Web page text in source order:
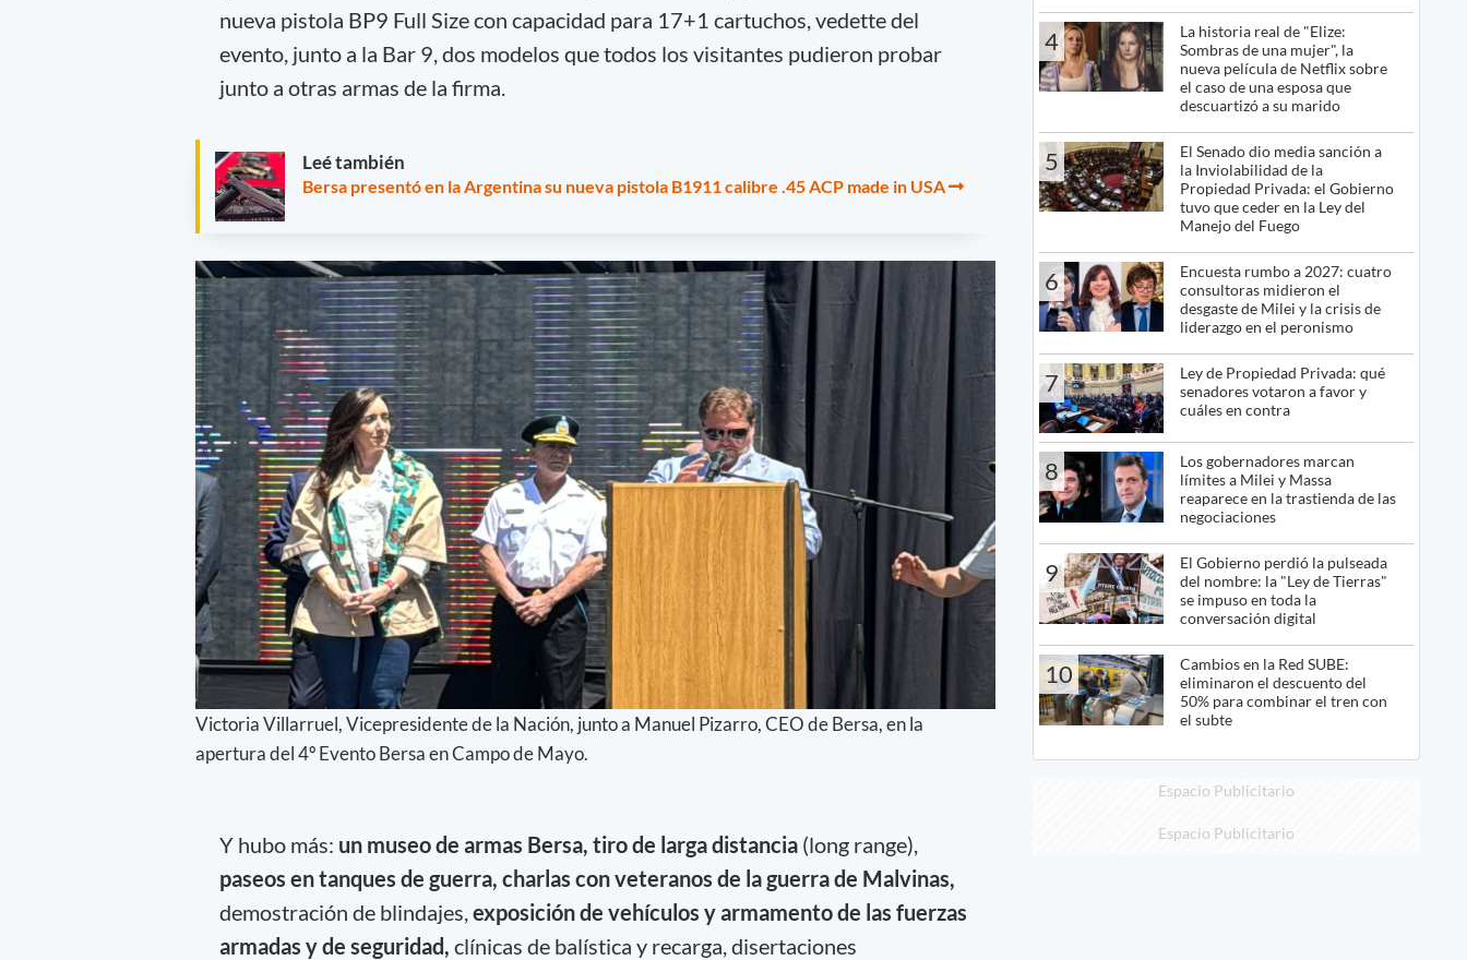
nueva pistola BP9 Full Size con capacidad para 17+1 cartuchos, vedette del
evento, junto a la Bar 9, dos modelos que todos los visitantes pudieron probar
junto a otras armas de la firma.
Leé también
Bersa presentó en la Argentina su nueva pistola B1911 calibre .45 ACP made in USA
Victoria Villarruel, Vicepresidente de la Nación, junto a Manuel Pizarro, CEO de Bersa, en la
apertura del 4º Evento Bersa en Campo de Mayo.
Y hubo más: un museo de armas Bersa, tiro de larga distancia(long range),
paseos en tanques de guerra, charlas con veteranos de la guerra de Malvinas,
demostración de blindajes, exposición de vehículos y armamento de las fuerzas
armadas y de seguridad, clínicas de balística y recarga, disertaciones
4
La historia real de "Elize:
Sombras de una mujer", la
nueva película de Netflix sobre
el caso de una esposa que
descuartizó a su marido
5
El Senado dio media sanción a
la Inviolabilidad de la
Propiedad Privada: el Gobierno
tuvo que ceder en la Ley del
Manejo del Fuego
6
Encuesta rumbo a 2027: cuatro
consultoras midieron el
desgaste de Milei y la crisis de
liderazgo en el peronismo
7
Ley de Propiedad Privada: qué
senadores votaron a favor y
cuáles en contra
8
Los gobernadores marcan
límites a Milei y Massa
reaparece en la trastienda de las
negociaciones
9
El Gobierno perdió la pulseada
del nombre: la "Ley de Tierras"
se impuso en toda la
conversación digital
10
Cambios en la Red SUBE:
eliminaron el descuento del
50% para combinar el tren con
el subte
Espacio Publicitario
Espacio Publicitario